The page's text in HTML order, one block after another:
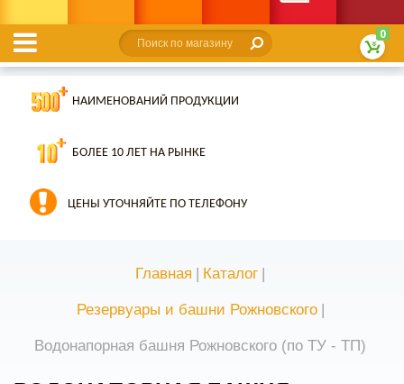
0
НАИМЕНОВАНИЙ ПРОДУКЦИИ
БОЛЕЕ 10 ЛЕТ НА РЫНКЕ
ЦЕНЫ УТОЧНЯЙТЕ ПО ТЕЛЕФОНУ
Главная | Каталог |
Резервуары и башни Рожновского |
Водонапорная башня Рожновского (по ТУ - ТП)